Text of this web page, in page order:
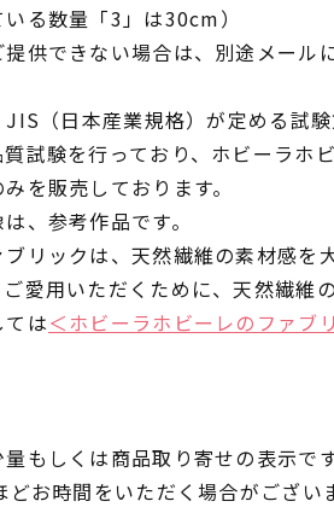
る数量「3」は30cm）
供できない場合は、別途メール
JIS（日本産業規格）が定める試
試験を行っており、ホビーラホ
を販売しております。
、参考作品です。
リックは、天然繊維の素材感を
愛用いただくために、天然繊維
は＜ホビーラホビーレのファブ
もしくは商品取り寄せの表示です
お時間をいただく場合がござい